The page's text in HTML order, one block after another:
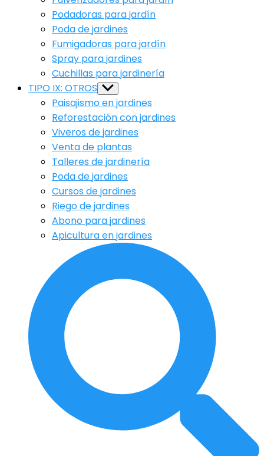
Podadoras para jardín
Poda de jardines
Fumigadoras para jardín
Spray para jardines
Cuchillas para jardinería
TIPO IX: OTROS Show
sub
menu
Paisajismo en jardines
Reforestación con jardines
Viveros de jardines
Venta de plantas
Talleres de jardinería
Poda de jardines
Cursos de jardines
Riego de jardines
Abono para jardines
Apicultura en jardines